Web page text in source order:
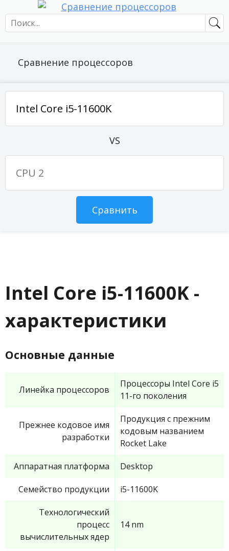
Сравнение процессоров
VS
Intel Core i5-11600K -
характеристики
Основные данные
Линейка процессоров
Процессоры Intel Core i5
11-го поколения
Прежнее кодовое имя
разработки
Продукция с прежним
кодовым названием
Rocket Lake
Аппаратная платформа Desktop
Семейство продукции i5-11600K
Технологический
процесс
вычислительных ядер
14 nm